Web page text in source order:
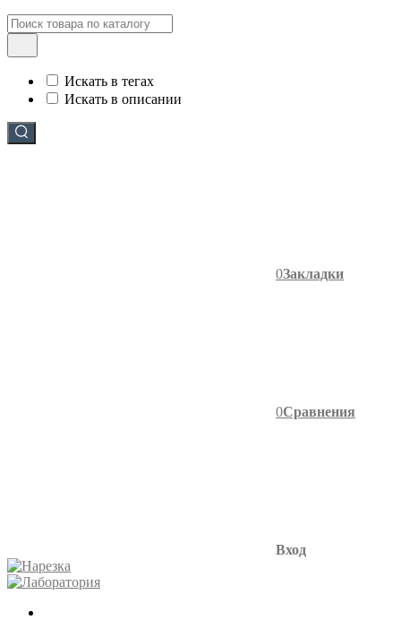
Искать в тегах
Искать в описании
0Закладки
0Сравнения
Вход